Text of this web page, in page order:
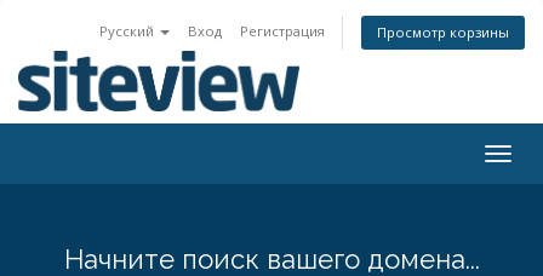
Русский Вход Регистрация Просмотр корзины
Начните поиск вашего домена...